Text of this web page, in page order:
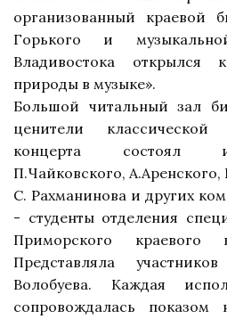
организованный
краевой
Горького и
Владивостока открылся
природы в музыке».
Большой читальный зал
ценители классической
концерта состоял
П.Чайковского,
С. Рахманинова и других
- студенты отделения
Приморского краевого
Представляла
Волобуева. Каждая
сопровождалась показом